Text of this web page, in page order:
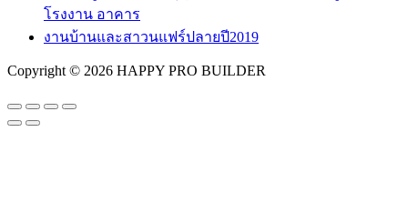
โรงงาน อาคาร
งานบ้านและสาวนแฟร์ปลายปี2019
Copyright © 2026 HAPPY PRO BUILDER